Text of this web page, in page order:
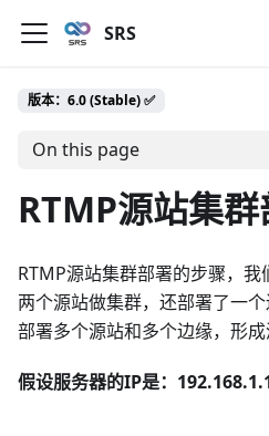
SRS
版本：6.0 (Stable) ✅
On this page
RTMP源站集
RTMP源站集群部署的步骤，
两个源站做集群，还部署了一
部署多个源站和多个边缘，形成
假设服务器的IP是：